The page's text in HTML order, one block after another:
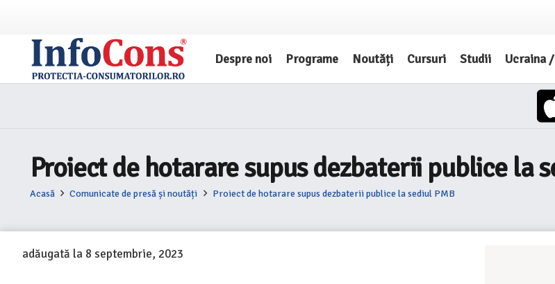
Despre noi Programe Noutăți Cursuri Studii Ucraina
Proiect de hotarare supus dezbaterii publice la
Acasă Comunicate de presă și noutăți Proiect de hotarare supus dezbaterii publice la sediul PMB
adăugată la 8 septembrie, 2023